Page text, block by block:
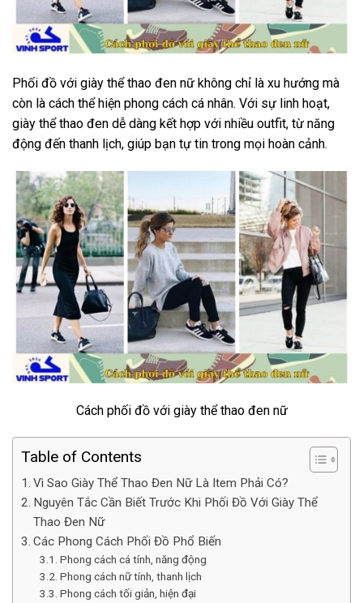
Phối đồ với giày thể thao đen nữ không chỉ là xu hướng mà
còn là cách thể hiện phong cách cá nhân. Với sự linh hoạt,
giày thể thao đen dễ dàng kết hợp với nhiều outfit, từ năng
động đến thanh lịch, giúp bạn tự tin trong mọi hoàn cảnh.
Cách phối đồ với giày thể thao đen nữ
Table of Contents
Vì Sao Giày Thể Thao Đen Nữ Là Item Phải Có?
Nguyên Tắc Cần Biết Trước Khi Phối Đồ Với Giày Thể
Thao Đen Nữ
Các Phong Cách Phối Đồ Phổ Biến
Phong cách cá tính, năng động
Phong cách nữ tính, thanh lịch
Phong cách tối giản, hiện đại